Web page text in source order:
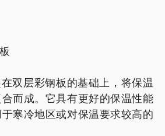
双层彩钢板的基础上，将保温
而成。它具有更好的保温性能
寒冷地区或对保温要求较高的